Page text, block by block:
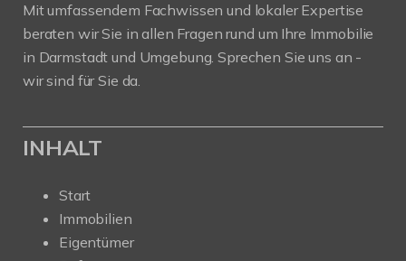
Mit umfassendem Fachwissen und lokaler Expertise
beraten wir Sie in allen Fragen rund um Ihre Immobilie
in Darmstadt und Umgebung. Sprechen Sie uns an -
wir sind für Sie da.
INHALT
Start
Immobilien
Eigentümer